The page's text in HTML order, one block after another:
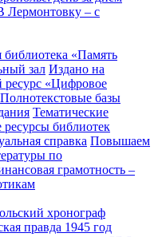
Лермонтовку – с
библиотека «Память
зал Издано на
«Цифровое
Полнотекстовые базы
Тематические
библиотек
справка Повышаем
по
грамотность –
хронограф
правда 1945 год